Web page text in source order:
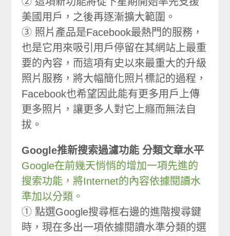
美國用戶，之後再逐漸擴大範圍。
③ 照片產品是Facebook最熱門的服務，
也是它用來吸引用戶停留在其網站上最重
要的內容，而這項有史以來最重大的升級
照片服務，將大幅簡化照片標記的過程，
Facebook也希望因此能有更多用戶上傳
更多照片，讓更多人對它上癮而無法自
拔。
Google推新搜索過濾功能 分類文章水平
Google在前幾天悄悄的增加一項先進的
搜索功能，將Internet的內容依據閱讀水
準加以分類。
① 點選Google搜尋框右邊的進階搜尋鍵
時，現在多出一項依據閱讀水準分類的選